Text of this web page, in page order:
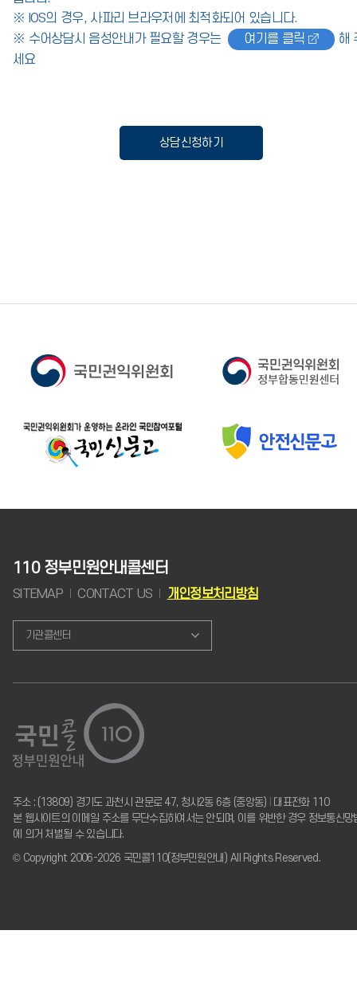
※ IOS의 경우, 사파리 브라우저에 최적화되어 있습니다.
※ 수어상담시 음성안내가 필요할 경우는
여기를 클릭
해
세요
상담신청하기
110 정부민원안내콜센터
SITEMAP CONTACT US 개인정보처리방침
기관콜센터
주소 : (13809) 경기도 과천시 관문로 47, 청사2동 6층 (중앙동)
대표전화 110
본 웹사이트의 이메일 주소를 무단수집하여서는 안되며, 이를 위반한 경우 정보통신망
에 의거 처벌될 수 있습니다.
© Copyright 2006-2026 국민콜110(정부민원안내) All Rights Reserved.